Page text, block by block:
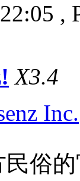
,
X3.4
Inc.
俗